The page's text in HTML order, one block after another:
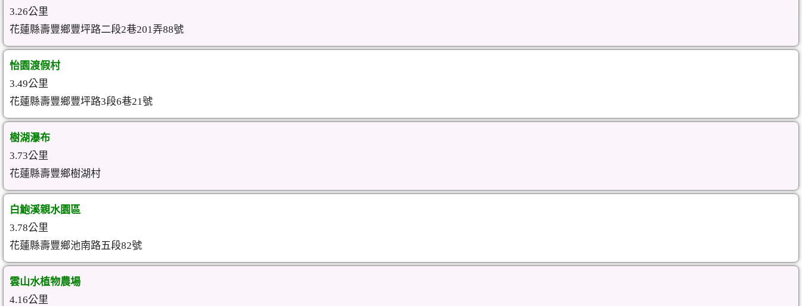
3.26公里
花蓮縣壽豐鄉豐坪路二段2巷201弄88號
怡園渡假村
3.49公里
花蓮縣壽豐鄉豐坪路3段6巷21號
樹湖瀑布
3.73公里
花蓮縣壽豐鄉樹湖村
白鮑溪親水園區
3.78公里
花蓮縣壽豐鄉池南路五段82號
雲山水植物農場
4.16公里